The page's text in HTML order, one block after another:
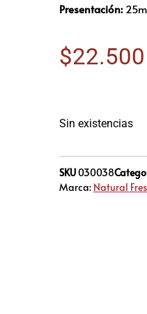
Presentación:
$22.500
Sin existencias
SKU030038
Marca: Natural